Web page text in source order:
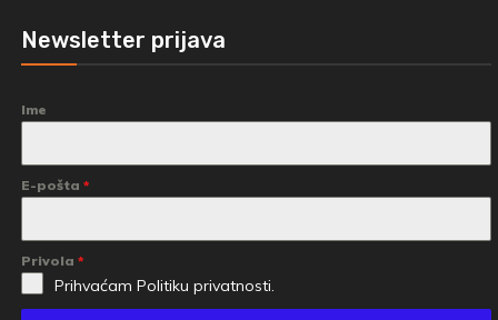
Newsletter prijava
Ime
E-pošta *
Privola *
Prihvaćam Politiku privatnosti.